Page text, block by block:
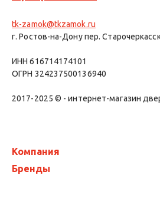
tk-zamok@tkzamok.ru
г. Ростов-на-Дону пер.
ИНН 616714174101
ОГРН 324237500136940
2017-2025 © - интернет-магазин
Компания
Бренды